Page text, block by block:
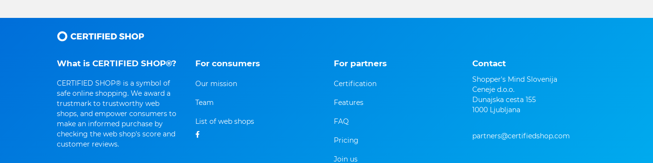
What is CERTIFIED SHOP®?
CERTIFIED SHOP® is a symbol of
safe online shopping. We award a
trustmark to trustworthy web
shops, and empower consumers to
make an informed purchase by
checking the web shop's score and
customer reviews.
For consumers
Our mission
Team
List of web shops
For partners
Certification
Features
FAQ
Pricing
Join us
Contact
Shopper's Mind Slovenija
Ceneje d.o.o.
Dunajska cesta 155
1000 Ljubljana
partners@certifiedshop.com